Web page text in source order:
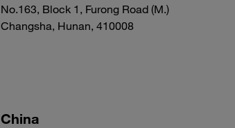
No.163, Block 1, Furong Road (M.)
Changsha, Hunan, 410008
China